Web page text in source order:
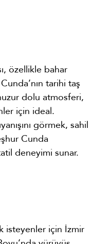
özellikle bahar
tarihi taş
dolu atmosferi,
için ideal.
görmek, sahil
Cunda
deneyimi sunar.
isteyenler için İzmir